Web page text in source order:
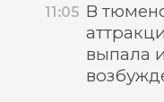
11:05 В
выпала